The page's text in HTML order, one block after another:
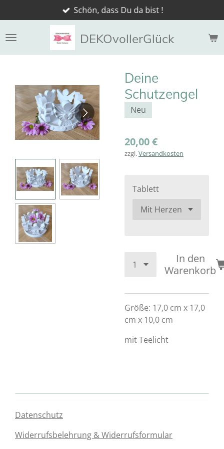
Hauptinhalt
springen
DEKOvollerGlück
Schön, dass Du da bist !
Deine
Schutzengel
Neu
20,00 €
zzgl.Versandkosten
Tablett
In den
Warenkorb
Größe: 17,0 cm x 17,0
cm x 10,0 cm
mit Teelicht
Datenschutz
Widerrufsbelehrung & Widerrufsformular